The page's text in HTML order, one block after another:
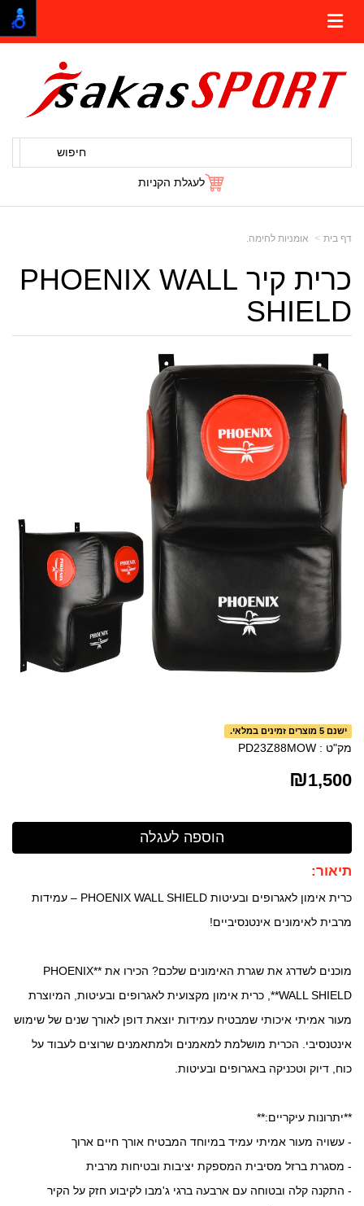
חיפוש
לעגלת הקניות
דף בית אומניות לחימה.
כרית קיר PHOENIX WALL
SHIELD
ישנם 5 מוצרים זמינים במלאי.
מק"ט : PD23Z88MOW
₪1,500
תיאור:
כרית אימון לאגרופים ובעיטות PHOENIX WALL SHIELD – עמידות
מרבית לאימונים אינטנסיביים!
מוכנים לשדרג את שגרת האימונים שלכם? הכירו את **PHOENIX
WALL SHIELD**, כרית אימון מקצועית לאגרופים ובעיטות, המיוצרת
מעור אמיתי איכותי שמבטיח עמידות יוצאת דופן לאורך שנים של שימוש
אינטנסיבי. הכרית מושלמת למאמנים ולמתאמנים שרוצים לעבוד על
כוח, דיוק וטכניקה באגרופים ובעיטות.
**יתרונות עיקריים:**
- עשויה מעור אמיתי עמיד במיוחד המבטיח אורך חיים ארוך
- מסגרת ברזל מסיבית המספקת יציבות ובטיחות מרבית
- התקנה קלה ובטוחה עם ארבעה ברגי ג'מבו לקיבוע חזק על הקיר